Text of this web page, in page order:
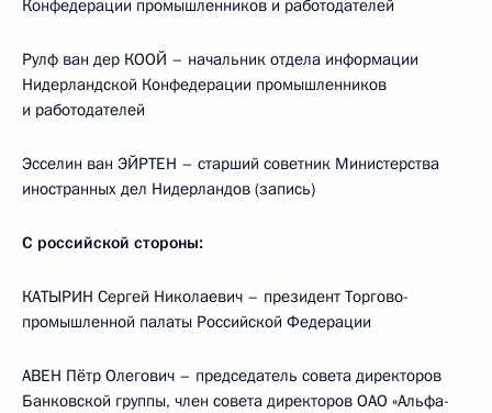
Конфедерации промышленников и работодателей
Рулф ван дер КООЙ – начальник отдела информации
Нидерландской Конфедерации промышленников
и работодателей
Эсселин ван ЭЙРТЕН – старший советник Министерства
иностранных дел Нидерландов (запись)
С российской стороны:
КАТЫРИН Сергей Николаевич – президент Торгово-
промышленной палаты Российской Федерации
АВЕН Пётр Олегович – председатель совета директоров
Банковской группы, член совета директоров ОАО «Альфа-